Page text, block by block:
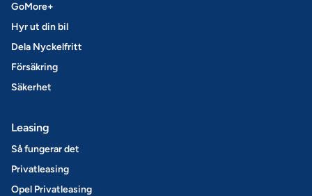
GoMore+
Hyr ut din bil
Dela Nyckelfritt
Försäkring
Säkerhet
Leasing
Så fungerar det
Privatleasing
Opel Privatleasing